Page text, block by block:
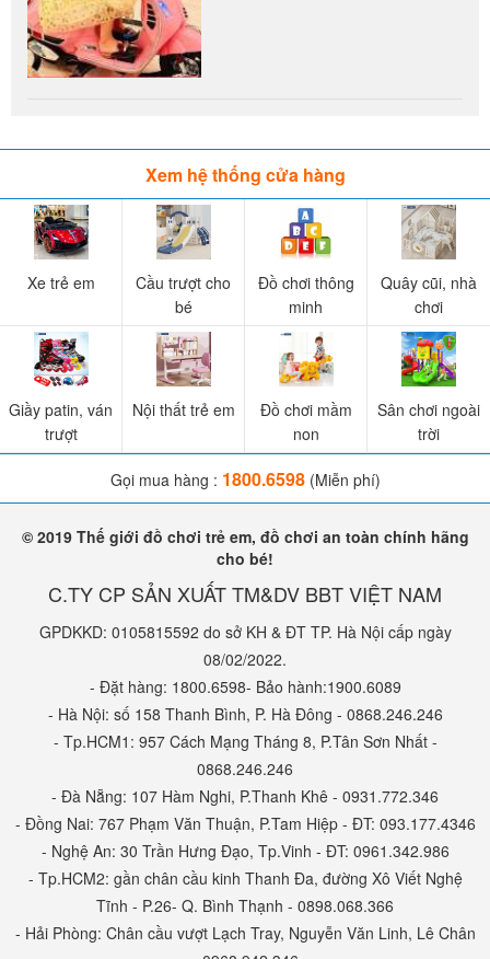
Xem hệ thống cửa hàng
Xe trẻ em
Cầu trượt cho
bé
Đồ chơi thông
minh
Quây cũi, nhà
chơi
Giầy patin, ván
trượt
Nội thất trẻ em
Đồ chơi mầm
non
Sân chơi ngoài
trời
Gọi mua hàng : 1800.6598(Miễn phí)
© 2019 Thế giới đồ chơi trẻ em, đồ chơi an toàn chính hãng
cho bé!
C.TY CP SẢN XUẤT TM&DV BBT VIỆT NAM
GPDKKD: 0105815592 do sở KH & ĐT TP. Hà Nội cấp ngày
08/02/2022.
- Đặt hàng: 1800.6598- Bảo hành:1900.6089
- Hà Nội: số 158 Thanh Bình, P. Hà Đông - 0868.246.246
- Tp.HCM1: 957 Cách Mạng Tháng 8, P.Tân Sơn Nhất -
0868.246.246
- Đà Nẵng: 107 Hàm Nghi, P.Thanh Khê - 0931.772.346
- Đồng Nai: 767 Phạm Văn Thuận, P.Tam Hiệp - ĐT: 093.177.4346
- Nghệ An: 30 Trần Hưng Đạo, Tp.Vinh - ĐT: 0961.342.986
- Tp.HCM2: gần chân cầu kinh Thanh Đa, đường Xô Viết Nghệ
Tĩnh - P.26- Q. Bình Thạnh - 0898.068.366
- Hải Phòng: Chân cầu vượt Lạch Tray, Nguyễn Văn Linh, Lê Chân